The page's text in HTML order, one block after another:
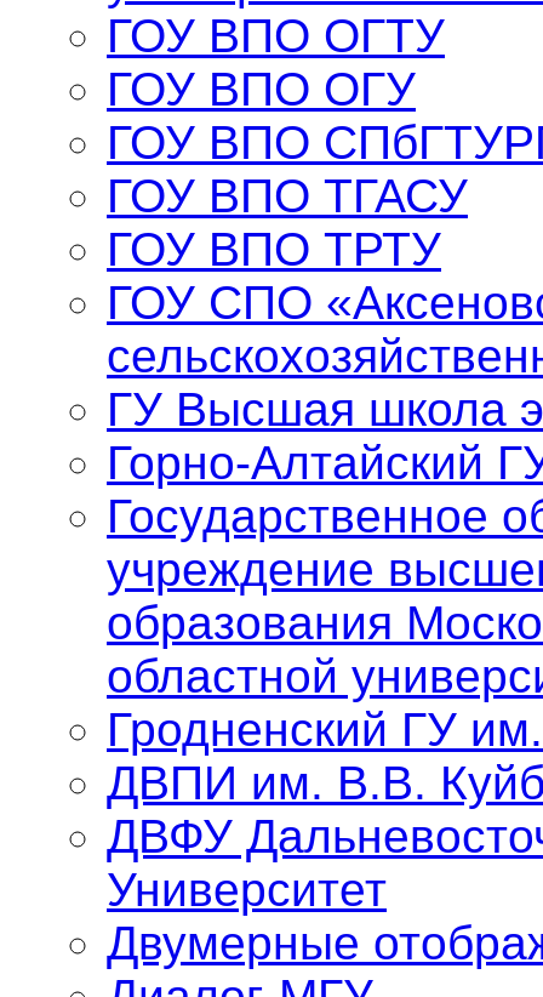
ГОУ ВПО ОГТУ
ГОУ ВПО ОГУ
ГОУ ВПО
ГОУ ВПО ТГАСУ
ГОУ ВПО ТРТУ
ГОУ СПО
ГУ Высшая школа
Горно-Алтайский
Государственное
учреждение
образования
областной
Гродненский ГУ
ДВПИ им. В.В.
ДВФУ
Университет
Двумерные